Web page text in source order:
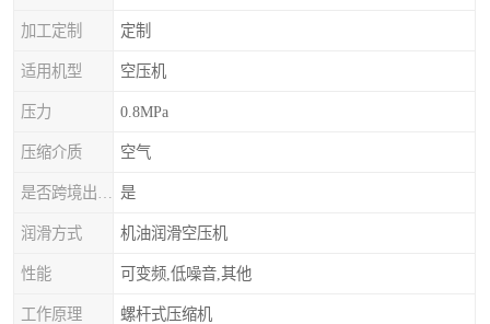
加工定制 定制
适用机型 空压机
压力 0.8MPa
压缩介质 空气
是
润滑方式 机油润滑空压机
性能 可变频,低噪音,其他
工作原理 螺杆式压缩机